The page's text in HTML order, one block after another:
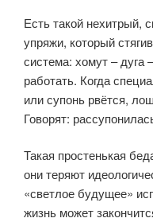
Есть такой нехитрый,
упряжи, который
система: хомут – дуга
работать. Когда
или супонь рвётся,
Говорят:
Такая простенькая
они теряют
«светлое будущее»
жизнь может